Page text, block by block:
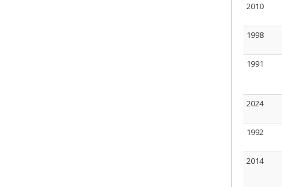
2010
1998
1991
2024
1992
2014